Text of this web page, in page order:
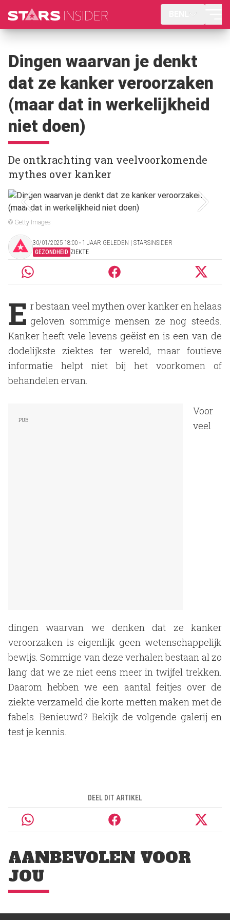
Dingen waarvan je denkt
dat ze kanker veroorzaken
(maar dat in werkelijkheid
niet doen)
De ontkrachting van veelvoorkomende
mythes over kanker
© Getty Images
30/01/2025 18:00 ‧ 1 JAAR GELEDEN | STARSINSIDER
GEZONDHEID ZIEKTE
E r bestaan veel mythen over kanker en helaas
geloven sommige mensen ze nog steeds.
Kanker heeft vele levens geëist en is een van de
dodelijkste ziektes ter wereld, maar foutieve
informatie helpt niet bij het voorkomen of
behandelen ervan.
Voor
veel
dingen waarvan we denken dat ze kanker
veroorzaken is eigenlijk geen wetenschappelijk
bewijs. Sommige van deze verhalen bestaan al zo
lang dat we ze niet eens meer in twijfel trekken.
Daarom hebben we een aantal feitjes over de
ziekte verzameld die korte metten maken met de
fabels. Benieuwd? Bekijk de volgende galerij en
test je kennis.
DEEL DIT ARTIKEL
AANBEVOLEN VOOR
JOU